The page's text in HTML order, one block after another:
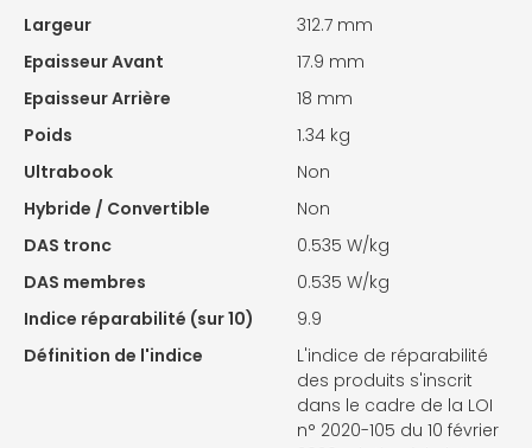
Largeur
312.7 mm
Epaisseur Avant
17.9 mm
Epaisseur Arrière
18 mm
Poids
1.34 kg
Ultrabook
Non
Hybride / Convertible
Non
DAS tronc
0.535 W/kg
DAS membres
0.535 W/kg
Indice réparabilité (sur 10)
9.9
Définition de l'indice
L'indice de réparabilité
des produits s'inscrit
dans le cadre de la LOI
n° 2020-105 du 10 février